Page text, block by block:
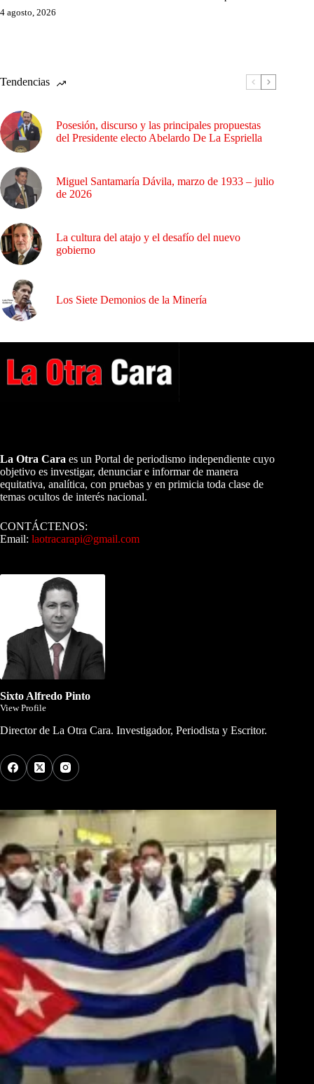
4 agosto, 2026
Tendencias
Posesión, discurso y las principales propuestas
del Presidente electo Abelardo De La Espriella
Miguel Santamaría Dávila, marzo de 1933 – julio
de 2026
La cultura del atajo y el desafío del nuevo
gobierno
Los Siete Demonios de la Minería
La Otra Cara es un Portal de periodismo independiente cuyo
objetivo es investigar, denunciar e informar de manera
equitativa, analítica, con pruebas y en primicia toda clase de
temas ocultos de interés nacional.
CONTÁCTENOS:
Email: laotracarapi@gmail.com
Sixto Alfredo Pinto
View Profile
Director de La Otra Cara. Investigador, Periodista y Escritor.